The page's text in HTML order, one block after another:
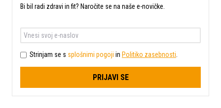
Bi bil radi zdravi in fit? Naročite se na naše e-novičke.
Strinjam se s splošnimi pogoji in Politiko zasebnosti.
PRIJAVI SE